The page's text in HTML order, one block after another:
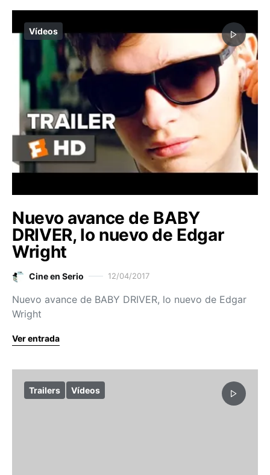
Vídeos
Nuevo avance de BABY
DRIVER, lo nuevo de Edgar
Wright
Cine en Serio 12/04/2017
Nuevo avance de BABY DRIVER, lo nuevo de Edgar
Wright
Ver entrada
Trailers Vídeos